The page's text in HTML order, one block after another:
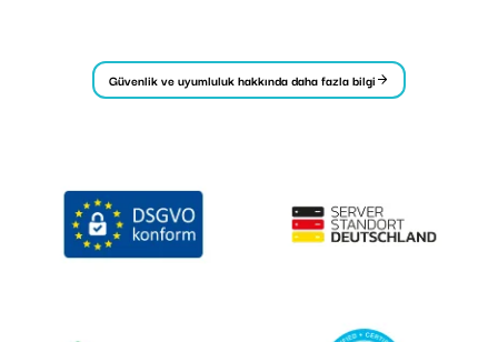
Güvenlik ve uyumluluk hakkında daha fazla bilgi